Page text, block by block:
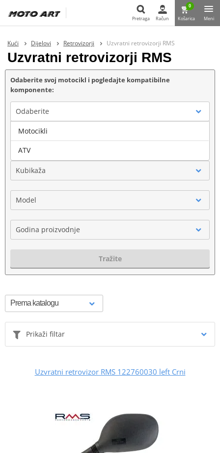
Pretraga Račun
0
Košarica Meni
Kući Dijelovi Retrovizorji Uzvratni retrovizorji RMS
Uzvratni retrovizorji RMS
Odaberite svoj motocikl i pogledajte kompatibilne
komponente:
Odaberite
Marka
Kubikaža
Model
Godina proizvodnje
Tražite
Prikaži filtar
Uzvratni retrovizor RMS 122760030 left Crni
Motocikli
ATV